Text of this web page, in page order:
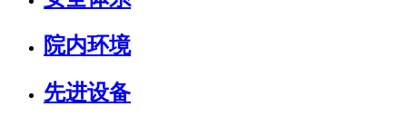
院内环境
先进设备